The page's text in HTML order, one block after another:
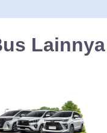
Lainnya